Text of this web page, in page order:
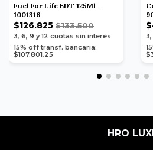
Fuel For Life EDT 125Ml -
1001316
$126.825 $133.500
3, 6, 9 y 12 cuotas sin interés
15% off transf. bancaria:
$107.801,25
HRO